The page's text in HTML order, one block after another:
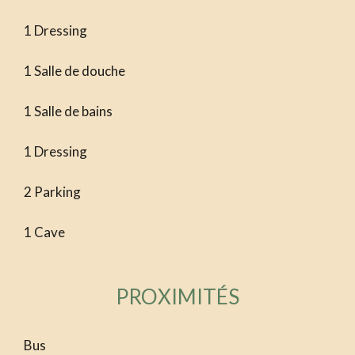
1 Dressing
1 Salle de douche
1 Salle de bains
1 Dressing
2 Parking
1 Cave
PROXIMITÉS
Bus